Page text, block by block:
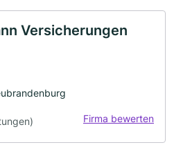
Versicherungen
Firma bewerten